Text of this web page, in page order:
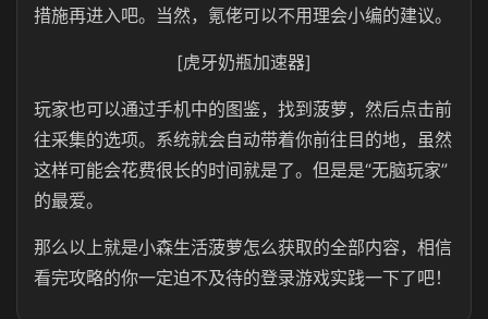
措施再进入吧。当然，氪佬可以不用理会小编的建议。
[虎牙奶瓶加速器]
玩家也可以通过手机中的图鉴，找到菠萝，然后点击前
往采集的选项。系统就会自动带着你前往目的地，虽然
这样可能会花费很长的时间就是了。但是是“无脑玩家”
的最爱。
那么以上就是小森生活菠萝怎么获取的全部内容，相信
看完攻略的你一定迫不及待的登录游戏实践一下了吧！